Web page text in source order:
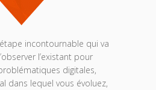
incontournable qui va
l’existant pour
digitales,
dans lequel vous évoluez,